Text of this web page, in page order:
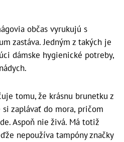
občas vyrukujú s
zastáva. Jedným z takých je
dámske hygienické potreby,
tomu, že krásnu brunetku z
zaplávať do mora, pričom
Aspoň nie živá. Má totiž
nepoužíva tampóny značky